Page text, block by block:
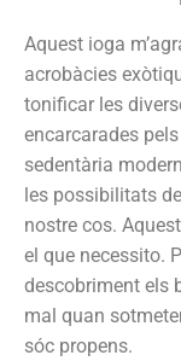
Aquest ioga
acrobàcies
tonificar les
encarcarades
sedentària
les possibilitats
nostre cos.
el que necessito.
descobriment els
mal quan
sóc propens.